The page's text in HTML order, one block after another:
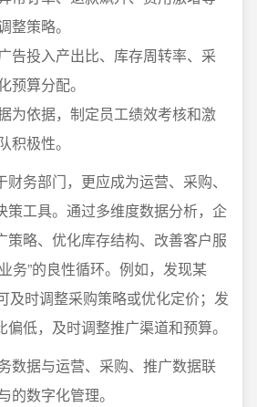
整策略。
告投入产出比、库存周转率、采
预算分配。
为依据，制定员工绩效考核和激
积极性。
务部门，更应成为运营、采购、
策工具。通过多维度数据分析，企
策略、优化库存结构、改善客户服
务”的良性循环。例如，发现某
及时调整采购策略或优化定价；发
低，及时调整推广渠道和预算。
数据与运营、采购、推广数据联
的数字化管理。